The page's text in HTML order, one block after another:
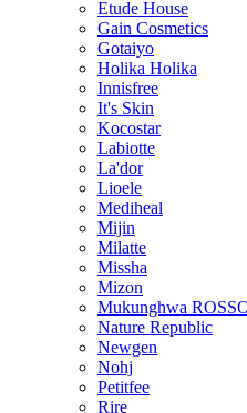
Etude House
Gain Cosmetics
Gotaiyo
Holika Holika
Innisfree
It's Skin
Kocostar
Labiotte
La'dor
Lioele
Mediheal
Mijin
Milatte
Missha
Mizon
Mukunghwa
Nature Republic
Newgen
Nohj
Petitfee
Rire